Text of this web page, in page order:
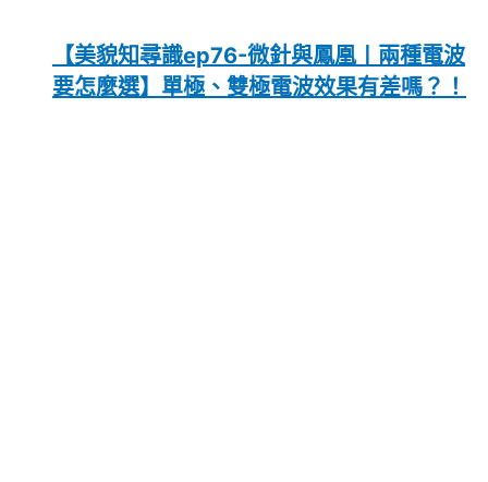
【美貌知尋識ep76-微針與鳳凰〡兩種電波
要怎麼選】單極、雙極電波效果有差嗎？！